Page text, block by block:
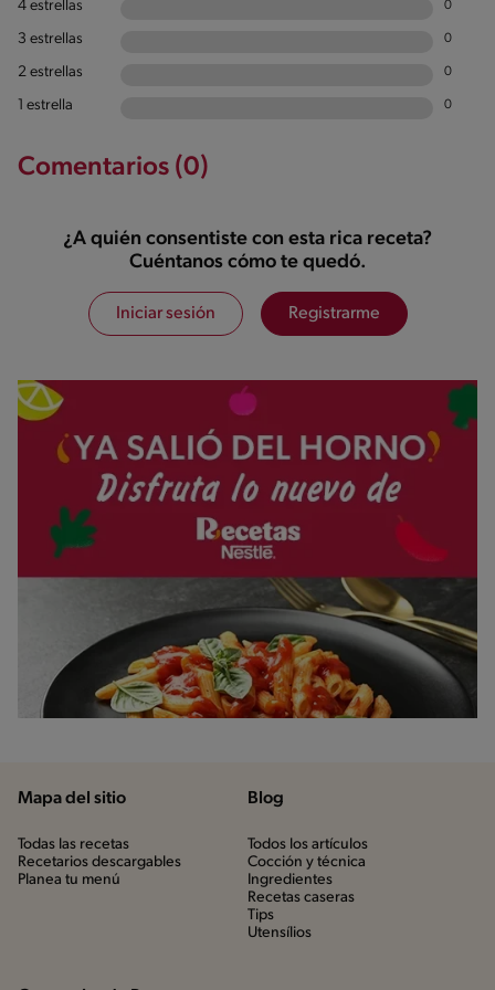
4 estrellas 0
3 estrellas 0
2 estrellas 0
1 estrella 0
Comentarios (0)
¿A quién consentiste con esta rica receta?
Cuéntanos cómo te quedó.
Iniciar sesión Registrarme
Mapa del sitio
Todas las recetas
Recetarios descargables
Planea tu menú
Blog
Todos los artículos
Cocción y técnica
Ingredientes
Recetas caseras
Tips
Utensílios